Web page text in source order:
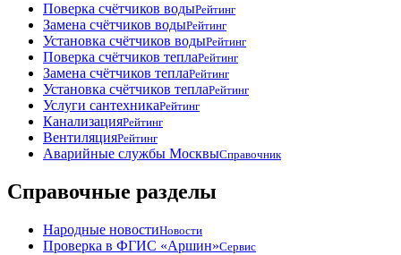
Поверка счётчиков водыРейтинг
Замена счётчиков водыРейтинг
Установка счётчиков водыРейтинг
Поверка счётчиков теплаРейтинг
Замена счётчиков теплаРейтинг
Установка счётчиков теплаРейтинг
Услуги сантехникаРейтинг
КанализацияРейтинг
ВентиляцияРейтинг
Аварийные службы МосквыСправочник
Справочные разделы
Народные новостиНовости
Проверка в ФГИС «Аршин»Сервис